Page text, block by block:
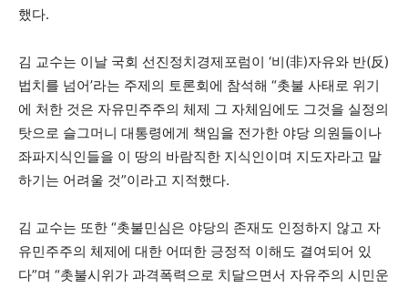
했다.
김 교수는 이날 국회 선진정치경제포럼이 ‘비(非)자유와 반(反)
법치를 넘어’라는 주제의 토론회에 참석해 “촛불 사태로 위기
에 처한 것은 자유민주주의 체제 그 자체임에도 그것을 실정의
탓으로 슬그머니 대통령에게 책임을 전가한 야당 의원들이나
좌파지식인들을 이 땅의 바람직한 지식인이며 지도자라고 말
하기는 어려울 것”이라고 지적했다.
김 교수는 또한 “촛불민심은 야당의 존재도 인정하지 않고 자
유민주주의 체제에 대한 어떠한 긍정적 이해도 결여되어 있
다”며 “촛불시위가 과격폭력으로 치달으면서 자유주의 시민운